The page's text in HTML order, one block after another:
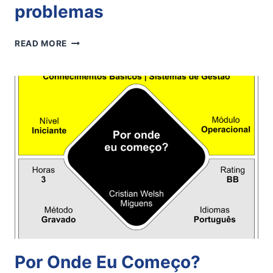
problemas
READ MORE METODOLOGIA
PARA
DIAGNÓSTICO
SOLUÇÃO
PROBLEMAS
Por Onde Eu Começo?